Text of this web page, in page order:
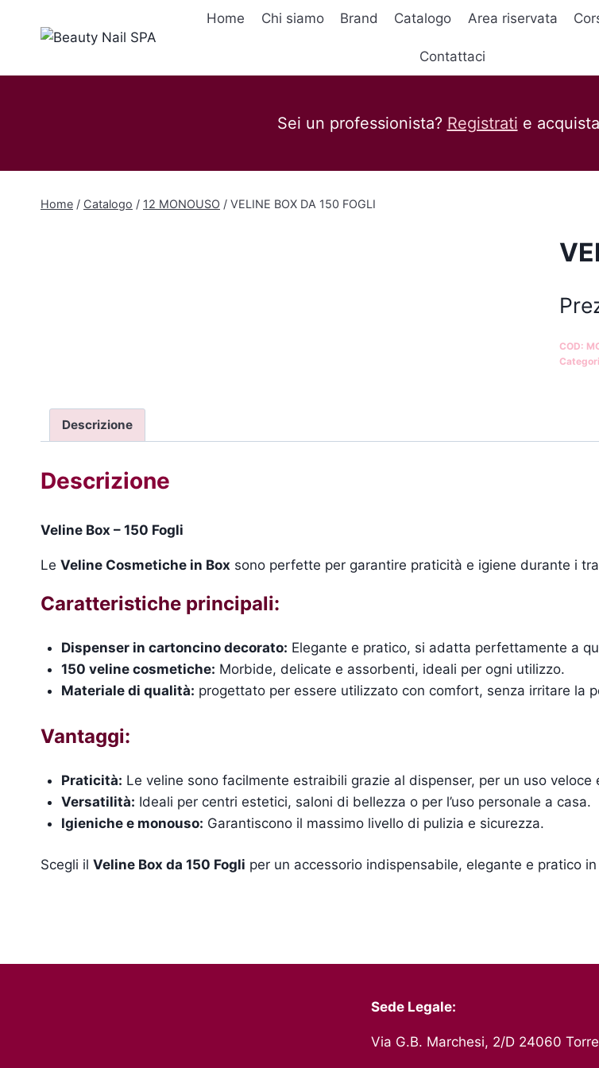
Home Chi siamo Brand Catalogo Area riservata
Contattaci
Sei un professionista? Registrati e
Home / Catalogo / 12 MONOUSO / VELINE BOX DA 150 FOGLI
COD:
Descrizione
Descrizione
Veline Box – 150 Fogli
Le Veline Cosmetiche in Box sono perfette per garantire praticità e igiene durante i
Caratteristiche principali:
Dispenser in cartoncino decorato: Elegante e pratico, si adatta perfettamente a
150 veline cosmetiche: Morbide, delicate e assorbenti, ideali per ogni utilizzo.
Materiale di qualità: progettato per essere utilizzato con comfort, senza irritare la
Vantaggi:
Praticità: Le veline sono facilmente estraibili grazie al dispenser, per un uso veloce
Versatilità: Ideali per centri estetici, saloni di bellezza o per l’uso personale a casa.
Igieniche e monouso: Garantiscono il massimo livello di pulizia e sicurezza.
Scegli il Veline Box da 150 Fogli per un accessorio indispensabile, elegante e pratico
Sede Legale:
Via G.B. Marchesi, 2/D 24060